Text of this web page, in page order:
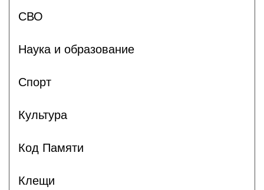
СВО
Наука и образование
Спорт
Культура
Код Памяти
Клещи